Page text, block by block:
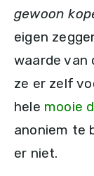
gewoon
eigen
waarde van
ze er zelf
hele mooie
anoniem te
er niet.